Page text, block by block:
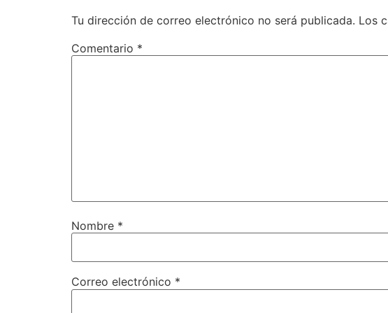
Tu dirección de correo electrónico no será publicada. Los
Comentario *
Nombre *
Correo electrónico *